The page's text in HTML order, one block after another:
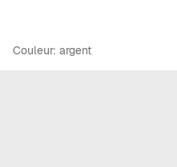
Couleur: argent